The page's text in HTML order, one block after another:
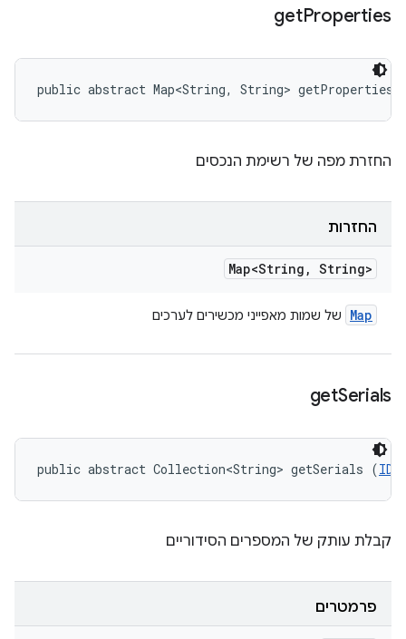
getProperties
public abstract Map<String, String> getProperties
החזרת מפה של רשימת הנכסים
החזרות
Map<String , String>
Map של שמות מאפייני מכשירים לערכים
getSerials
public abstract Collection<String> getSerials (
קבלת עותק של המספרים הסידוריים
פרמטרים